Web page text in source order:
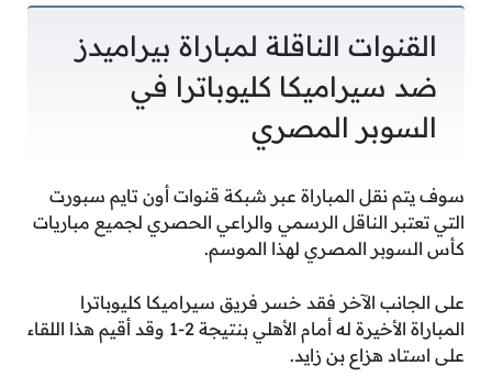
القنوات الناقلة لمباراة بيراميدز
ضد سيراميكا كليوباترا في
السوبر المصري
سوف يتم نقل المباراة عبر شبكة قنوات أون تايم سبورت
التي تعتبر الناقل الرسمي والراعي الحصري لجميع مباريات
كأس السوبر المصري لهذا الموسم.
على الجانب الآخر فقد خسر فريق سيراميكا كليوباترا
المباراة الأخيرة له أمام الأهلي بنتيجة 2-1 وقد أقيم هذا اللقاء
على استاد هزاع بن زايد.